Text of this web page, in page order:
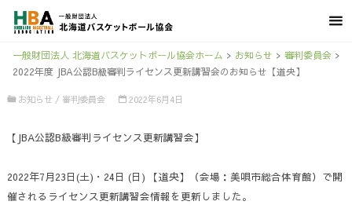
一般財団法人 北海道バスケットボール協会ホーム > お知らせ > 審判委員会>
2022年度 JBA公認B級審判ライセンス更新講習会のお知らせ【道央】
お知らせ / 審判委員会 2022年6月4日
【JBA公認B級審判ライセンス更新講習会】
2022年7月23日(土)・24日 (日) 【道央】（会場：美唄市総合体育館）で開
催されるライセンス更新講習会情報を更新しました。